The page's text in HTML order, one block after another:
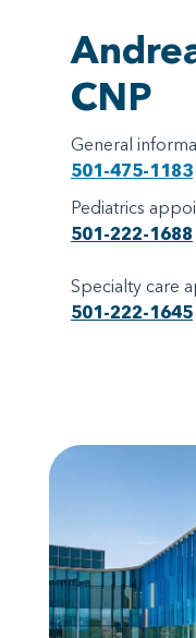
CNP
General
501-475-1183
Pediatrics
501-222-1688
Specialty care
501-222-1645